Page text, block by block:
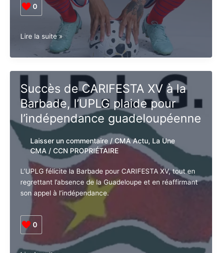
Kévin
félicité
par
la
Ville
de
Basse-
Terre
pour
sélection
en
Équipe
France
Espoirs
Lire la suite »
Succès de CARIFESTA XV à la
Barbade, l’UPLG plaide pour
l’indépendance
guadeloupéenne
Laisser un commentaire /CMA Actu,La
Une CMA/CCN PROPRIÉTAIRE
L’UPLG félicite la Barbade pour CARIFESTA XV, tout
en regrettant l’absence de la Guadeloupe et en
réaffirmant son appel à l’indépendance.